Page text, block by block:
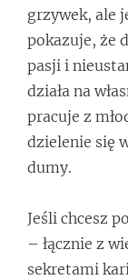
grzywek, ale
pokazuje, że
pasji i
działa na
pracuje z
dzielenie się
dumy.
Jeśli chcesz
– łącznie z
sekretami